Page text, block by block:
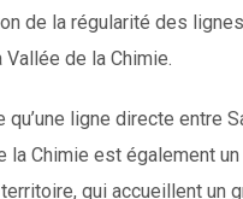
de la régularité des
de la Chimie.
qu’une ligne directe entre
la Chimie est également
qui accueillent un